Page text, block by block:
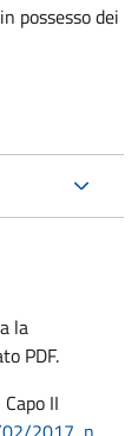
possesso dei
la
PDF.
II